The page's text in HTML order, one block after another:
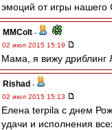
эмоций от игры нашего
MMColt -
02 июл 2015 15:19
Мама, я вижу дриблинг
Rishad -
02 июл 2015 15:13
Елена terpila с днем
удачи и исполнения